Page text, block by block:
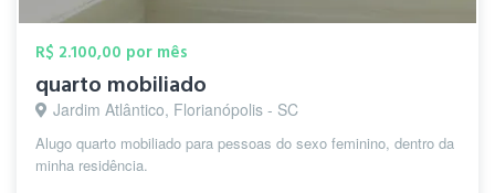
R$ 2.100,00 por mês
quarto mobiliado
Jardim Atlântico, Florianópolis - SC
Alugo quarto mobiliado para pessoas do sexo feminino, dentro da
minha residência.